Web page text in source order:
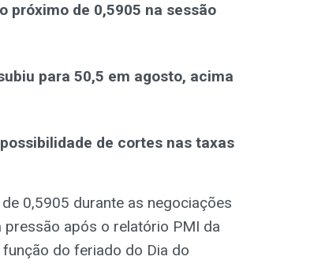
próximo de 0,5905 na sessão
para 50,5 em agosto, acima
de cortes nas taxas
0,5905 durante as negociações
após o relatório PMI da
do feriado do Dia do